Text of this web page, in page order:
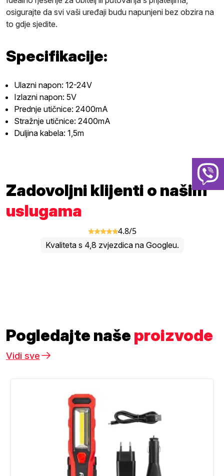
osigurajte da svi vaši uređaji budu napunjeni bez obzira na
to gdje sjedite.
Specifikacije:
Ulazni napon: 12-24V
Izlazni napon: 5V
Prednje utičnice: 2400mA
Stražnje utičnice: 2400mA
Duljina kabela: 1,5m
Zadovoljni klijenti o našim
uslugama
4.8/5
Kvaliteta s 4,8 zvjezdica na Googleu.
Pogledajte naše proizvode
Vidi sve